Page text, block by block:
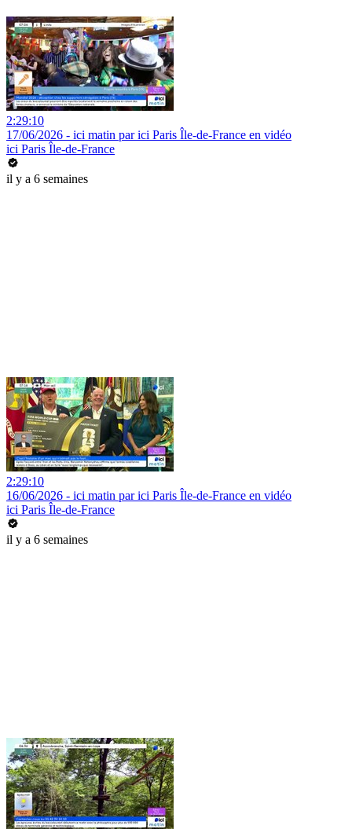
2:29:10
17/06/2026 - ici matin par ici Paris Île-de-France en vidéo
ici Paris Île-de-France
il y a 6 semaines
2:29:10
16/06/2026 - ici matin par ici Paris Île-de-France en vidéo
ici Paris Île-de-France
il y a 6 semaines